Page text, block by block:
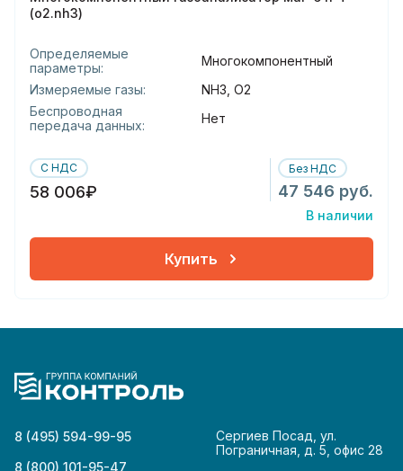
(o2.nh3)
Определяемые
параметры:
Многокомпонентный
Измеряемые газы:
NH3, O2
Беспроводная
передача данных:
Нет
С НДС
58 006₽
Без НДС
47 546 руб.
В наличии
Купить
8 (495) 594-99-95
8 (800) 101-95-47
Сергиев Посад, ул.
Пограничная, д. 5, офис 28